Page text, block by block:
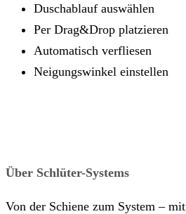
Duschablauf auswählen
Per Drag&Drop platzieren
Automatisch verfliesen
Neigungswinkel einstellen
Über Schlüter-Systems
Von der Schiene zum System –